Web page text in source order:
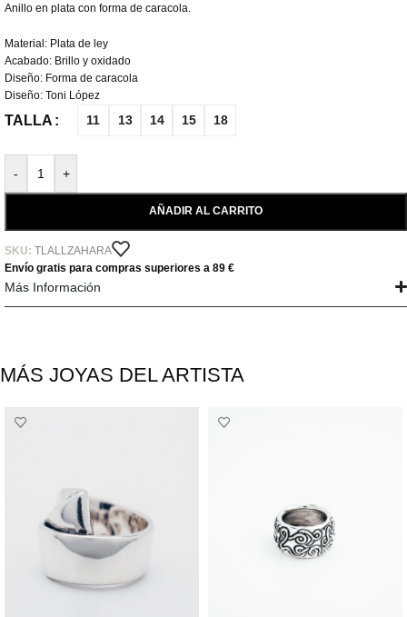
Anillo en plata con forma de caracola.
Material: Plata de ley
Acabado: Brillo y oxidado
Diseño: Forma de caracola
Diseño: Toni López
TALLA 11 13 14 15 18
- +
AÑADIR AL CARRITO
SKU: TLALLZAHARA
Envío gratis para compras superiores a 89 €
Más Información
MÁS JOYAS DEL ARTISTA